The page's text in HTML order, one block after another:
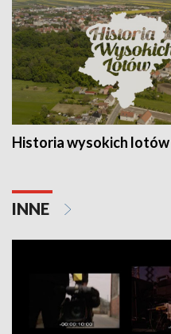
Historia wysokich lotów
INNE